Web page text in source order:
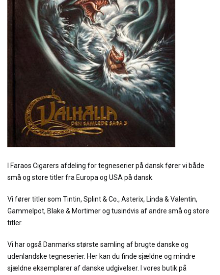
I Faraos Cigarers afdeling for tegneserier på dansk fører vi både
små og store titler fra Europa og USA på dansk.
Vi fører titler som Tintin, Splint & Co., Asterix, Linda & Valentin,
Gammelpot, Blake & Mortimer og tusindvis af andre små og store
titler.
Vi har også Danmarks største samling af brugte danske og
udenlandske tegneserier. Her kan du finde sjældne og mindre
sjældne eksemplarer af danske udgivelser. I vores butik på